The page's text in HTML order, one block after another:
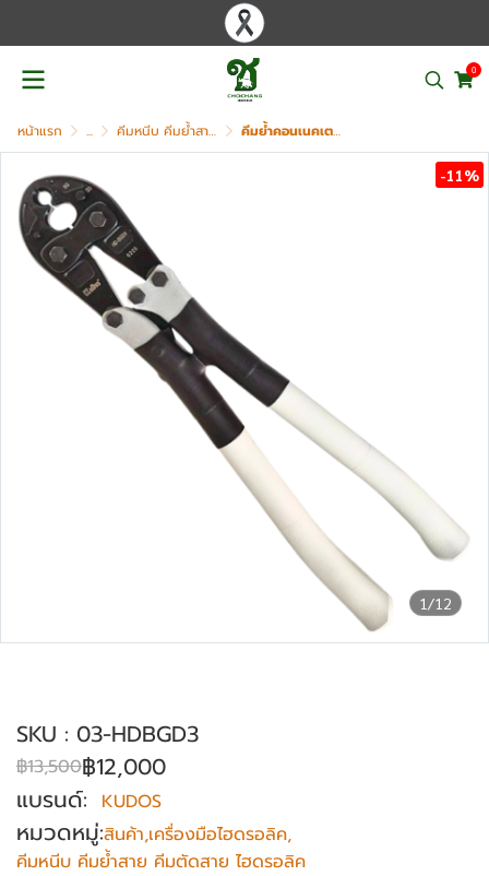
0
หน้าแรก ... คีมหนีบ คีมย้ำสาย คีมตัดสาย ไฮดรอลิค คีมย้ำคอนเนคเตอร์ คีมย้ำสายไฟ KUDOS รุ่น HD-BGD3
1/12
-11%
SKU : 03-HDBGD3
฿13,500฿12,000
แบรนด์:
KUDOS
หมวดหมู่:สินค้า,เครื่องมือไฮดรอลิค,
คีมหนีบ คีมย้ำสาย คีมตัดสาย ไฮดรอลิค